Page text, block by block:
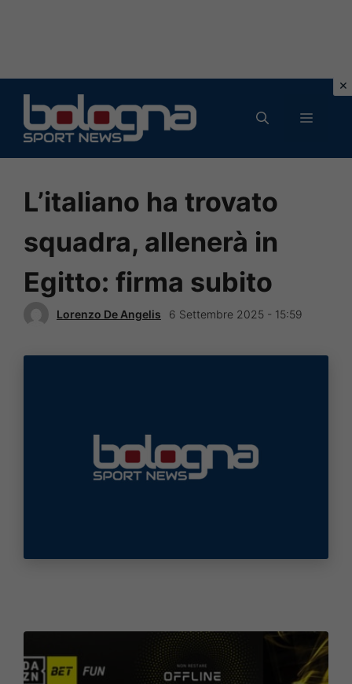
contenuto
MENU
L’italiano ha trovato
squadra, allenerà in
Egitto: firma subito
Lorenzo De Angelis 6 Settembre 2025 - 15:59